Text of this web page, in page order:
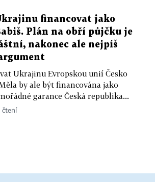
financovat jako
Plán na obří půjčku je
nakonec ale nejpíš
Ukrajinu Evropskou unií Česko
by ale být financována jako
garance Česká republika...
čtení